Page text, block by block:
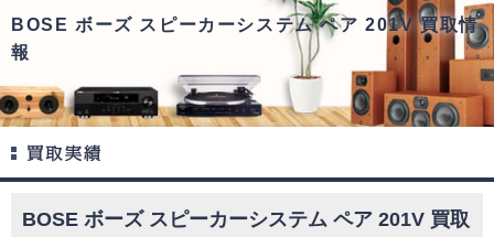
BOSE ボーズ スピーカーシステム ペア 201V 買取情
報
BOSE ボーズ スピーカーシステム ペア 201V 買取